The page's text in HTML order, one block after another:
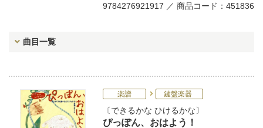
9784276921917 ／ 商品コード：451836
曲目一覧
楽譜 鍵盤楽器
できるかな ひけるかな
ぴっぽん、おはよう！